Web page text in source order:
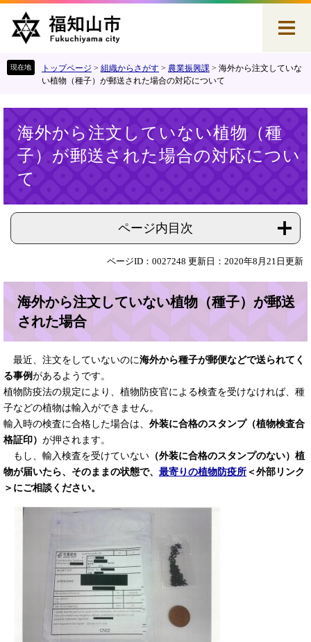
す
し
トップページ > 組織からさがす > 農業振興課 > 海外から注文していな
い植物（種子）が郵送された場合の対応について
海外から注文していない植物（種
子）が郵送された場合の対応につい
て
ページ内目次
ページID：0027248 更新日：2020年8月21日更新
海外から注文していない植物（種子）が郵送
された場合
最近、注文をしていないのに海外から種子が郵便などで送られてく
る事例があるようです。
植物防疫法の規定により、植物防疫官による検査を受けなければ、種
子などの植物は輸入ができません。
輸入時の検査に合格した場合は、 外装に合格のスタンプ（植物検査合
格証印） が押されます。
もし、輸入検査を受けていない （外装に合格のスタンプのない）植
物が届いたら、そのままの状態で、 最寄りの植物防疫所 ＜外部リンク
＞ にご相談ください。